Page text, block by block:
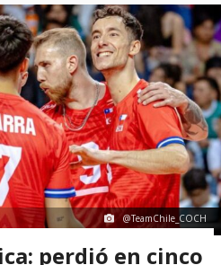
@TeamChile_COCH
perdió en cinco